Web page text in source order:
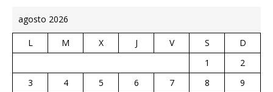
agosto 2026
L M X J V S
D
1
2
3
4 5 6 7 8
9